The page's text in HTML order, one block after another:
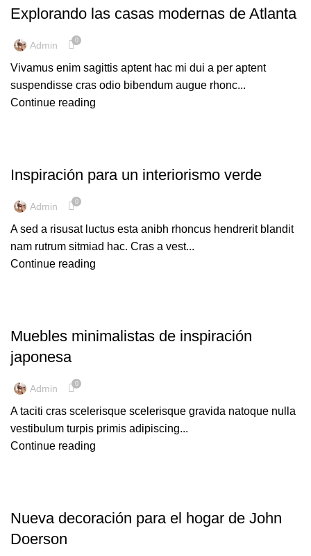
Explorando las casas modernas de Atlanta
Admin 0
Vivamus enim sagittis aptent hac mi dui a per aptent
suspendisse cras odio bibendum augue rhonc...
Continue reading
Inspiración para un interiorismo verde
Admin 0
A sed a risusat luctus esta anibh rhoncus hendrerit blandit
nam rutrum sitmiad hac. Cras a vest...
Continue reading
Muebles minimalistas de inspiración
japonesa
Admin 0
A taciti cras scelerisque scelerisque gravida natoque nulla
vestibulum turpis primis adipiscing...
Continue reading
Nueva decoración para el hogar de John
Doerson